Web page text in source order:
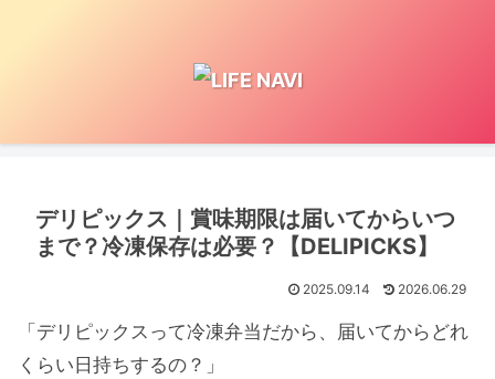
デリピックス｜賞味期限は届いてからいつ
まで？冷凍保存は必要？【DELIPICKS】
2025.09.14 2026.06.29
「デリピックスって冷凍弁当だから、届いてからどれ
くらい日持ちするの？」